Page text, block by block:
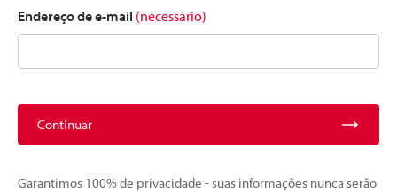
Endereço de e-mail (necessário)
Continuar
Garantimos 100% de privacidade - suas informações nunca serão